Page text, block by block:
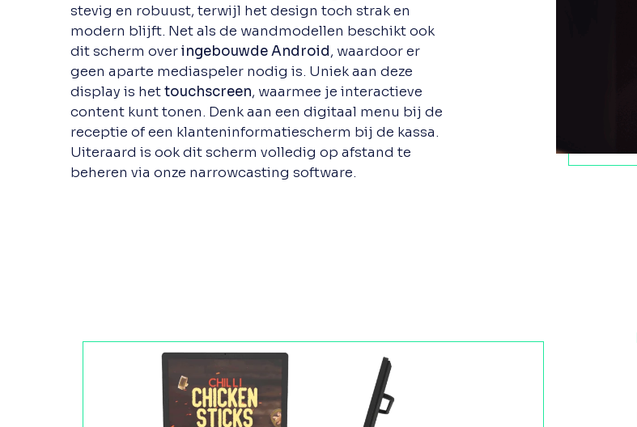
stevig en robuust, terwijl het design toch strak en
modern blijft. Net als de wandmodellen beschikt ook
dit scherm overingebouwde Android, waardoor er
geen aparte mediaspeler nodig is. Uniek aan deze
display is hettouchscreen, waarmee je interactieve
content kunt tonen. Denk aan een digitaal menu bij de
receptie of een klanteninformatiescherm bij de kassa.
Uiteraard is ook dit scherm volledig op afstand te
beheren via onze narrowcasting software.